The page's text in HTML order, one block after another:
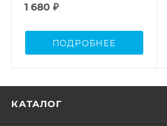
1 680 ₽
ПОДРОБНЕЕ
КАТАЛОГ